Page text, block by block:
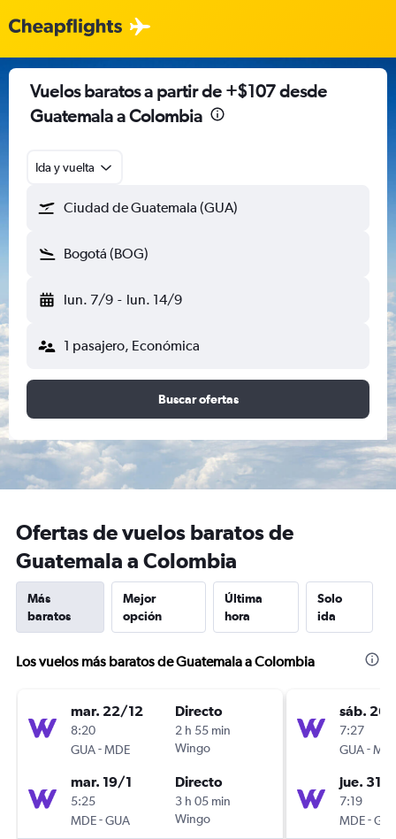
Vuelos baratos a partir de +$107 desde
Guatemala a Colombia
Ida y vuelta
Ciudad de Guatemala (GUA)
Bogotá (BOG)
lun. 7/9 - lun. 14/9
1 pasajero, Económica
Buscar ofertas
Ofertas de vuelos baratos de
Guatemala a Colombia
Más
baratos
Mejor
opción
Última
hora
Solo
ida
Los vuelos más baratos de Guatemala a Colombia
mar. 22/12
8:20
GUA-MDE
Directo
2 h 55 min
Wingo
mar. 19/1
5:25
MDE-GUA
Directo
3 h 05 min
Wingo
sáb.
7:27
GUA-
jue. 31/
7:19
MDE-